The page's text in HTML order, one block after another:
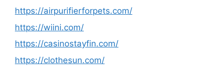
https://airpurifierforpets.com/
https://wiini.com/
https://casinostayfin.com/
https://clothesun.com/